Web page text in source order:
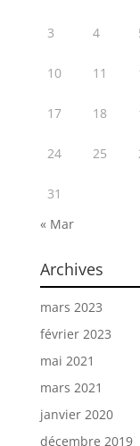
3 4
10 11
17 18
24 25
31
« Mar
Archives
mars 2023
février 2023
mai 2021
mars 2021
janvier 2020
décembre 2019